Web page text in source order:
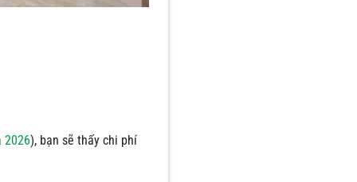
2026), bạn sẽ thấy chi phí